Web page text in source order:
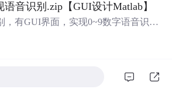
IDs）的标准编码规范。文档
的功能分类，包括存储控制器、网络
语音识别.zip【GUI设计Matlab】
，有GUI界面，实现0~9数字语音识别
的应用，包括语音助手、语音控制和
识别技术的发展使得我们能够通过语